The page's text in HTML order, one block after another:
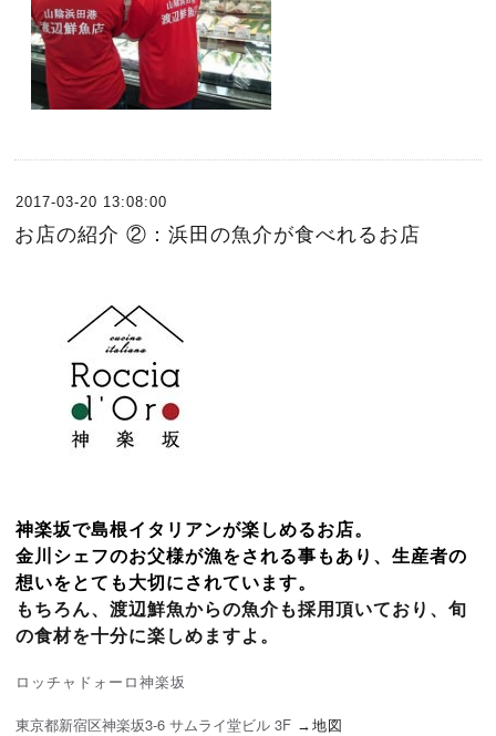
2017-03-20 13:08:00
お店の紹介 ②：浜田の魚介が食べれるお店
神楽坂で島根イタリアンが楽しめるお店。
金川シェフのお父様が漁をされる事もあり、生産者の
想いをとても大切にされています。
もちろん、渡辺鮮魚からの魚介も採用頂いており、旬
の食材を十分に楽しめますよ。
ロッチャドォーロ神楽坂
東京都新宿区神楽坂3-6 サムライ堂ビル 3F →地図